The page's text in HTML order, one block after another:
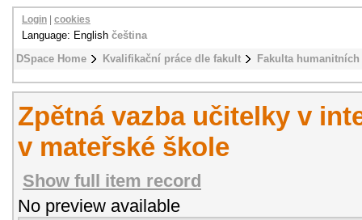
DSpace Home Kvalifikační práce dle fakult Fakulta
Login cookies
Language: English čeština
Zpětná vazba učitelky v
v mateřské škole
Show full item record
No preview available